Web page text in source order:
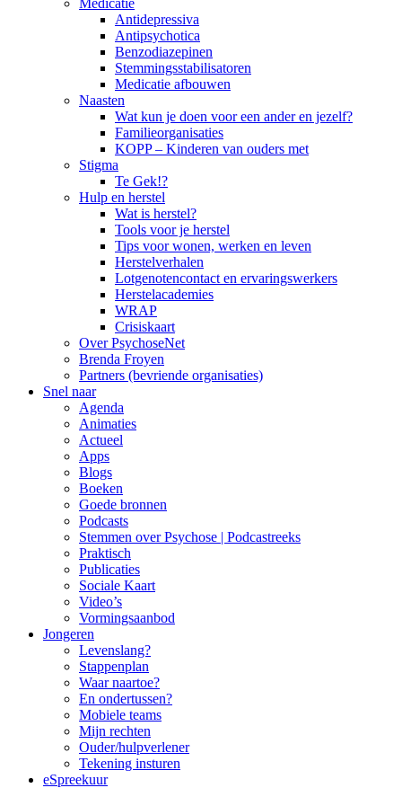
Medicatie
Antidepressiva
Antipsychotica
Benzodiazepinen
Stemmingsstabilisatoren
Medicatie afbouwen
Naasten
Wat kun je doen voor een ander en jezelf?
Familieorganisaties
KOPP – Kinderen van ouders met
Stigma
Te Gek!?
Hulp en herstel
Wat is herstel?
Tools voor je herstel
Tips voor wonen, werken en leven
Herstelverhalen
Lotgenotencontact en ervaringswerkers
Herstelacademies
WRAP
Crisiskaart
Over PsychoseNet
Brenda Froyen
Partners (bevriende organisaties)
Snel naar
Agenda
Animaties
Actueel
Apps
Blogs
Boeken
Goede bronnen
Podcasts
Stemmen over Psychose | Podcastreeks
Praktisch
Publicaties
Sociale Kaart
Video’s
Vormingsaanbod
Jongeren
Levenslang?
Stappenplan
Waar naartoe?
En ondertussen?
Mobiele teams
Mijn rechten
Ouder/hulpverlener
Tekening insturen
eSpreekuur